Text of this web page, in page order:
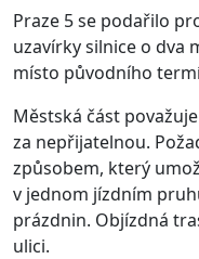
Praze 5 se podařilo
uzavírky silnice o dva
místo původního
Městská část
za nepřijatelnou.
způsobem, který
v jednom jízdním
prázdnin. Objízdná
ulici.